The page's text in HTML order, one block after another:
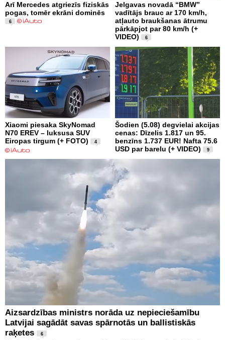
Arī Mercedes atgriezīs fiziskās
pogas, tomēr ekrāni dominēs
6
Jelgavas novadā “BMW”
vadītājs brauc ar 170 km/h,
atļauto braukšanas ātrumu
pārkāpjot par 80 km/h (+
VIDEO)
6
Xiaomi piesaka SkyNomad
N70 EREV – luksusa SUV
Eiropas tirgum (+ FOTO)
4
Šodien (5.08) degvielai akcijas
cenas: Dīzelis 1.817 un 95.
benzīns 1.737 EUR! Nafta 75.6
USD par barelu (+ VIDEO)
9
Aizsardzības ministrs norāda uz nepieciešamību
Latvijai sagādāt savas spārnotās un ballistiskās
raķetes
6